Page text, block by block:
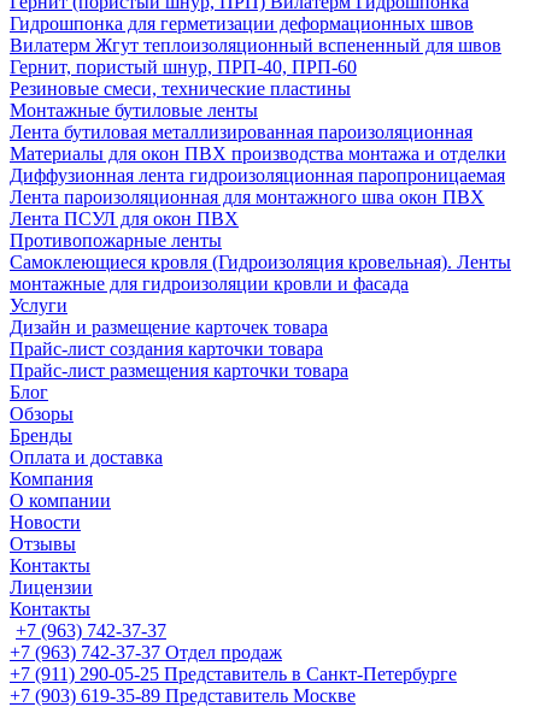
Гидрошпонка для герметизации деформационных швов
Вилатерм Жгут теплоизоляционный вспененный для швов
Гернит, пористый шнур, ПРП-40, ПРП-60
Резиновые смеси, технические пластины
Монтажные бутиловые ленты
Лента бутиловая металлизированная пароизоляционная
Материалы для окон ПВХ производства монтажа и отделки
Диффузионная лента гидроизоляционная паропроницаемая
Лента пароизоляционная для монтажного шва окон ПВХ
Лента ПСУЛ для окон ПВХ
Противопожарные ленты
Самоклеющиеся кровля (Гидроизоляция кровельная). Ленты
монтажные для гидроизоляции кровли и фасада
Услуги
Дизайн и размещение карточек товара
Прайс-лист создания карточки товара
Прайс-лист размещения карточки товара
Блог
Обзоры
Бренды
Оплата и доставка
Компания
О компании
Новости
Отзывы
Контакты
Лицензии
Контакты
+7 (963) 742-37-37
+7 (963) 742-37-37 Отдел продаж
+7 (911) 290-05-25 Представитель в Санкт-Петербурге
+7 (903) 619-35-89 Представитель Москве